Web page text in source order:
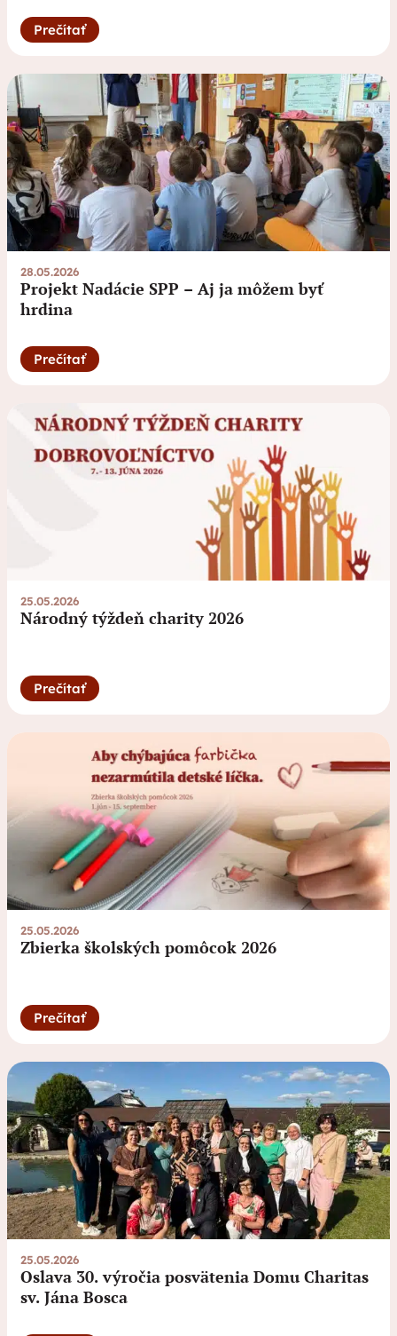
Prečítať
28.05.2026
Projekt Nadácie SPP – Aj ja môžem byť
hrdina
Prečítať
25.05.2026
Národný týždeň charity 2026
Prečítať
25.05.2026
Zbierka školských pomôcok 2026
Prečítať
25.05.2026
Oslava 30. výročia posvätenia Domu Charitas
sv. Jána Bosca